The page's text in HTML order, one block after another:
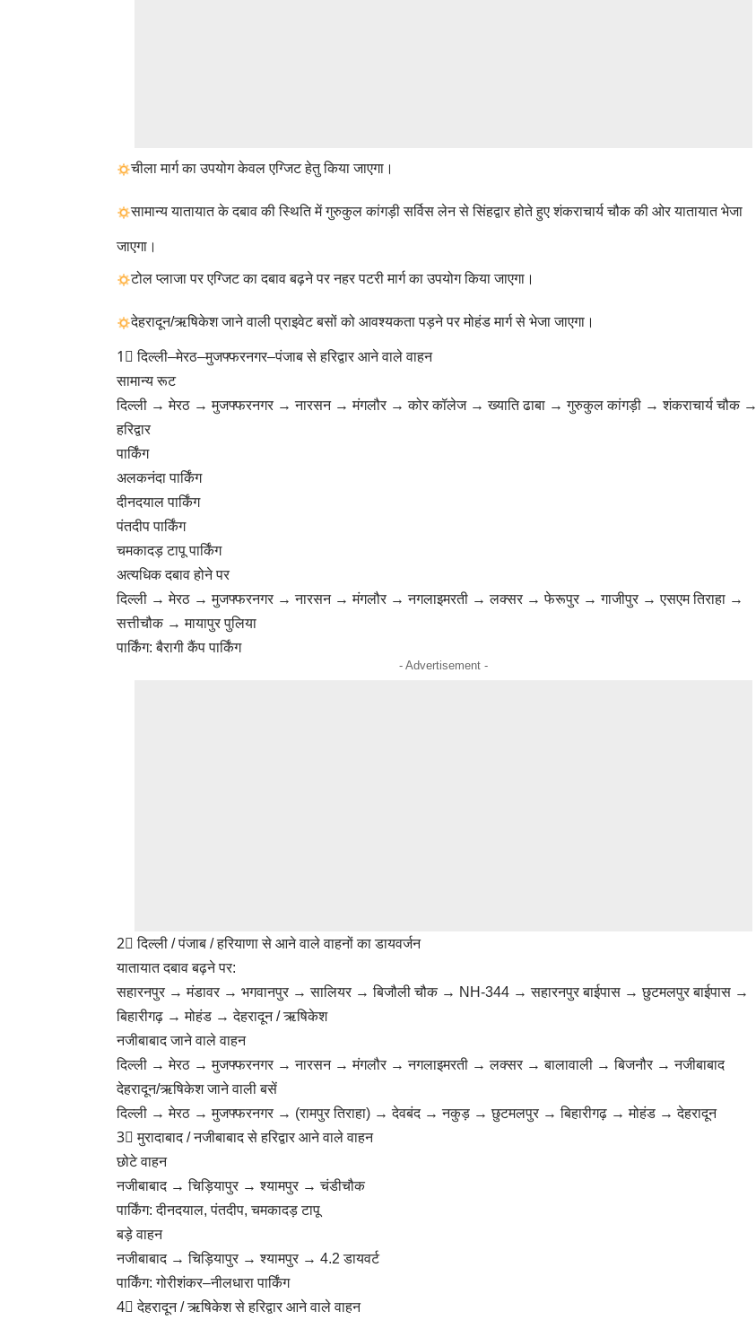
चीला मार्ग का उपयोग केवल एग्जिट हेतु किया जाएगा।
सामान्य यातायात के दबाव की स्थिति में गुरुकुल कांगड़ी सर्विस लेन से सिंहद्वार होते हुए शंकराचार्य चौक की ओर यातायात भेजा
जाएगा।
टोल प्लाजा पर एग्जिट का दबाव बढ़ने पर नहर पटरी मार्ग का उपयोग किया जाएगा।
देहरादून/ऋषिकेश जाने वाली प्राइवेट बसों को आवश्यकता पड़ने पर मोहंड मार्ग से भेजा जाएगा।
1⃣ दिल्ली–मेरठ–मुजफ्फरनगर–पंजाब से हरिद्वार आने वाले वाहन
सामान्य रूट
दिल्ली → मेरठ → मुजफ्फरनगर → नारसन → मंगलौर → कोर कॉलेज → ख्याति ढाबा → गुरुकुल कांगड़ी → शंकराचार्य चौक →
हरिद्वार
पार्किंग
अलकनंदा पार्किंग
दीनदयाल पार्किंग
पंतदीप पार्किंग
चमकादड़ टापू पार्किंग
अत्यधिक दबाव होने पर
दिल्ली → मेरठ → मुजफ्फरनगर → नारसन → मंगलौर → नगलाइमरती → लक्सर → फेरूपुर → गाजीपुर → एसएम तिराहा →
सत्तीचौक → मायापुर पुलिया
पार्किंग: बैरागी कैंप पार्किंग
- Advertisement -
2⃣ दिल्ली / पंजाब / हरियाणा से आने वाले वाहनों का डायवर्जन
यातायात दबाव बढ़ने पर:
सहारनपुर → मंडावर → भगवानपुर → सालियर → बिजौली चौक → NH-344 → सहारनपुर बाईपास → छुटमलपुर बाईपास →
बिहारीगढ़ → मोहंड → देहरादून / ऋषिकेश
नजीबाबाद जाने वाले वाहन
दिल्ली → मेरठ → मुजफ्फरनगर → नारसन → मंगलौर → नगलाइमरती → लक्सर → बालावाली → बिजनौर → नजीबाबाद
देहरादून/ऋषिकेश जाने वाली बसें
दिल्ली → मेरठ → मुजफ्फरनगर → (रामपुर तिराहा) → देवबंद → नकुड़ → छुटमलपुर → बिहारीगढ़ → मोहंड → देहरादून
3⃣ मुरादाबाद / नजीबाबाद से हरिद्वार आने वाले वाहन
छोटे वाहन
नजीबाबाद → चिड़ियापुर → श्यामपुर → चंडीचौक
पार्किंग: दीनदयाल, पंतदीप, चमकादड़ टापू
बड़े वाहन
नजीबाबाद → चिड़ियापुर → श्यामपुर → 4.2 डायवर्ट
पार्किंग: गोरीशंकर–नीलधारा पार्किंग
4⃣ देहरादून / ऋषिकेश से हरिद्वार आने वाले वाहन